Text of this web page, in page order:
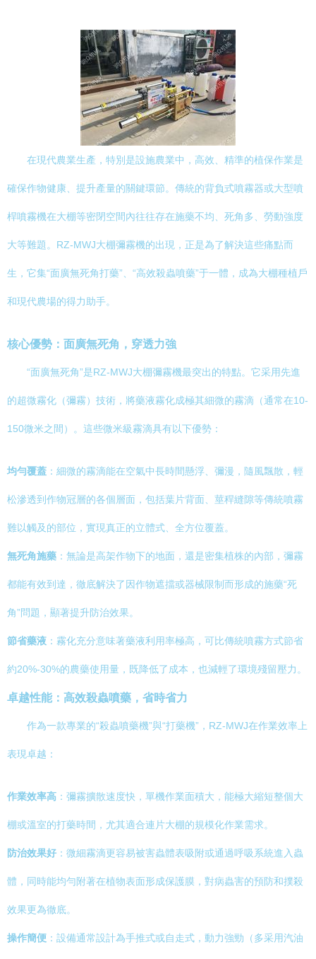
在現代農業生產，特別是設施農業中，高效、精準的植保作業是
確保作物健康、提升產量的關鍵環節。傳統的背負式噴霧器或大型噴
桿噴霧機在大棚等密閉空間內往往存在施藥不均、死角多、勞動強度
大等難題。RZ-MWJ大棚彌霧機的出現，正是為了解決這些痛點而
生，它集“面廣無死角打藥”、“高效殺蟲噴藥”于一體，成為大棚種植戶
和現代農場的得力助手。
核心優勢：面廣無死角，穿透力強
“面廣無死角”是RZ-MWJ大棚彌霧機最突出的特點。它采用先進
的超微霧化（彌霧）技術，將藥液霧化成極其細微的霧滴（通常在10-
150微米之間）。這些微米級霧滴具有以下優勢：
均勻覆蓋 ：細微的霧滴能在空氣中長時間懸浮、彌漫，隨風飄散，輕
松滲透到作物冠層的各個層面，包括葉片背面、莖稈縫隙等傳統噴霧
難以觸及的部位，實現真正的立體式、全方位覆蓋。
無死角施藥 ：無論是高架作物下的地面，還是密集植株的內部，彌霧
都能有效到達，徹底解決了因作物遮擋或器械限制而形成的施藥“死
角”問題，顯著提升防治效果。
節省藥液 ：霧化充分意味著藥液利用率極高，可比傳統噴霧方式節省
約20%-30%的農藥使用量，既降低了成本，也減輕了環境殘留壓力。
卓越性能：高效殺蟲噴藥，省時省力
作為一款專業的“殺蟲噴藥機”與“打藥機”，RZ-MWJ在作業效率上
表現卓越：
作業效率高 ：彌霧擴散速度快，單機作業面積大，能極大縮短整個大
棚或溫室的打藥時間，尤其適合連片大棚的規模化作業需求。
防治效果好 ：微細霧滴更容易被害蟲體表吸附或通過呼吸系統進入蟲
體，同時能均勻附著在植物表面形成保護膜，對病蟲害的預防和撲殺
效果更為徹底。
操作簡便 ：設備通常設計為手推式或自走式，動力強勁（多采用汽油